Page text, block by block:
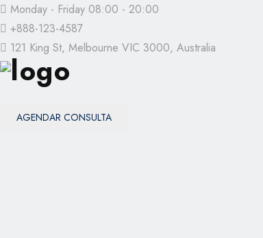
Monday - Friday 08:00 - 20:00
+888-123-4587
121 King St, Melbourne VIC 3000, Australia
AGENDAR CONSULTA